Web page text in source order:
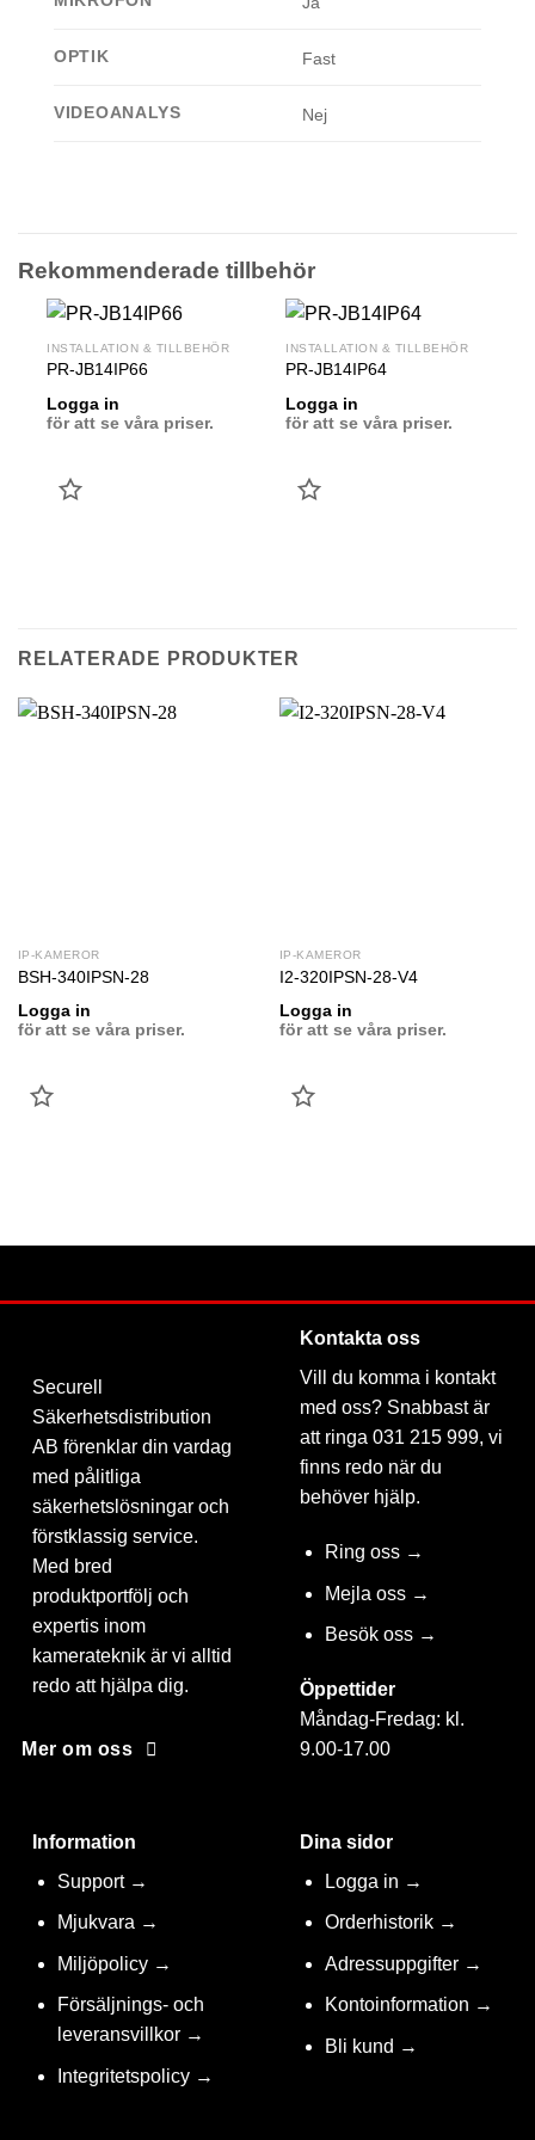
OPTIK Fast
VIDEOANALYS Nej
Rekommenderade tillbehör
INSTALLATION & TILLBEHÖR
PR-JB14IP66
Logga in
för att se våra priser.
INSTALLATION & TILLBEHÖR
PR-JB14IP64
Logga in
för att se våra priser.
RELATERADE PRODUKTER
IP-KAMEROR
BSH-340IPSN-28
Logga in
för att se våra priser.
IP-KAMEROR
I2-320IPSN-28-V4
Logga in
för att se våra priser.
Securell
Säkerhetsdistribution
AB förenklar din vardag
med pålitliga
säkerhetslösningar och
förstklassig service.
Med bred
produktportfölj och
expertis inom
kamerateknik är vi alltid
redo att hjälpa dig.
Mer om oss
Kontakta oss
Vill du komma i kontakt
med oss? Snabbast är
att ringa 031 215 999, vi
finns redo när du
behöver hjälp.
Ring oss →
Mejla oss →
Besök oss →
Öppettider
Måndag-Fredag: kl.
9.00-17.00
Information
Support →
Mjukvara →
Miljöpolicy →
Försäljnings- och
leveransvillkor →
Integritetspolicy →
Dina sidor
Logga in →
Orderhistorik →
Adressuppgifter →
Kontoinformation →
Bli kund →